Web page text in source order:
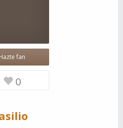
fan
0